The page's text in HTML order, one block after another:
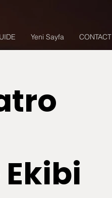
Yeni Sayfa CONTACT